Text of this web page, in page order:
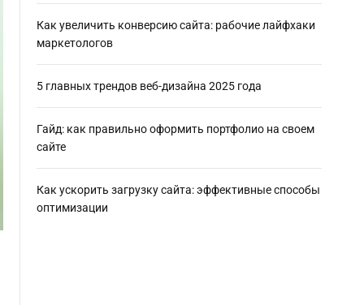
Как увеличить конверсию сайта: рабочие лайфхаки
маркетологов
5 главных трендов веб-дизайна 2025 года
Гайд: как правильно оформить портфолио на своем
сайте
Как ускорить загрузку сайта: эффективные способы
оптимизации